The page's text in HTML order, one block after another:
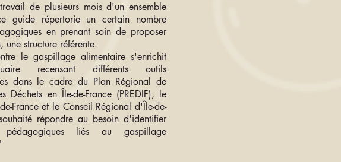
de plusieurs mois d'un ensemble
guide répertorie un certain nombre
en prenant soin de proposer
une structure référente.
le gaspillage alimentaire s'enrichit
recensant différents outils
dans le cadre du Plan Régional de
Déchets en Île-de-France (PREDIF), le
France et le Conseil Régional d'Île-de-
répondre au besoin d'identifier
liés au gaspillage